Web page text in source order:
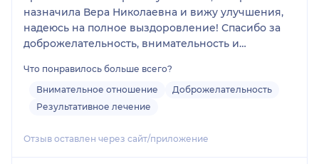
назначила Вера Николаевна и вижу улучшения,
надеюсь на полное выздоровление! Спасибо за
доброжелательность, внимательность и
Что понравилось больше всего?
Внимательное отношение
Доброжелательность
Результативное лечение
Отзыв оставлен через сайт/приложение